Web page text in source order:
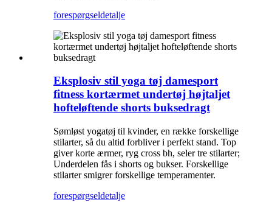
forespørgseldetalje
Eksplosiv stil yoga tøj damesport
fitness kortærmet undertøj højtaljet
hofteløftende shorts buksedragt
Sømløst yogatøj til kvinder, en række forskellige
stilarter, så du altid forbliver i perfekt stand. Top
giver korte ærmer, ryg cross bh, seler tre stilarter;
Underdelen fås i shorts og bukser. Forskellige
stilarter smigrer forskellige temperamenter.
forespørgseldetalje